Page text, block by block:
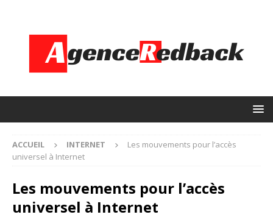
ACCUEIL INTERNET
Les mouvements pour l’accès
universel à Internet
Les mouvements pour l’accès
universel à Internet